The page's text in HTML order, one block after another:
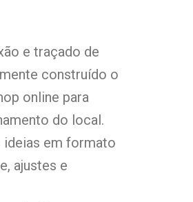
e traçado de
construído o
online para
do local.
ideias em formato
ajustes e